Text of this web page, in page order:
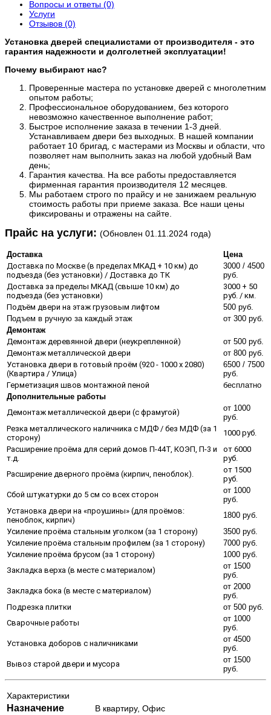
Вопросы и ответы (0)
Услуги
Отзывов (0)
Установка дверей специалистами от производителя - это
гарантия надежности и долголетней эксплуатации!
Почему выбирают нас?
Проверенные мастера по установке дверей с многолетним
опытом работы;
Профессиональное оборудованием, без которого
невозможно качественное выполнение работ;
Быстрое исполнение заказа в течении 1-3 дней.
Устанавливаем двери без выходных. В нашей компании
работает 10 бригад, с мастерами из Москвы и области, что
позволяет нам выполнить заказ на любой удобный Вам
день;
Гарантия качества. На все работы предоставляется
фирменная гарантия производителя 12 месяцев.
Мы работаем строго по прайсу и не занижаем реальную
стоимость работы при приеме заказа. Все наши цены
фиксированы и отражены на сайте.
​Прайс на услуги: (Обновлен 01.11.2024 года)
Доставка
Цена
Доставка по Москве (в пределах МКАД + 10 км) до
подъезда (без установки) / Доставка до ТК
3000 / 4500
руб.
Доставка за пределы МКАД (свыше 10 км) до
подъезда (без установки)
3000 + 50
руб. / км.
Подъём двери на этаж грузовым лифтом
500 руб.
Подъем в ручную за каждый этаж
от 300 руб.
Демонтаж
Демонтаж деревянной двери (неукрепленной)
от 500 руб.
Демонтаж металлической двери
от 800 руб.
Установка двери в готовый проём (920 - 1000 х 2080)
(Квартира / Улица)
6500 / 7500
руб.
Герметизация швов монтажной пеной
бесплатно
Дополнительные работы
Демонтаж металлической двери (с фрамугой)
от 1000
руб.
Резка металлического наличника с МДФ / без МДФ (за 1
сторону)
1000 руб.
Расширение проёма для серий домов П-44Т, КОЭП, П-3 и
т.д.
от 6000
руб.
Расширение дверного проёма (кирпич, пеноблок).
от 1500
руб.
Сбой штукатурки до 5 см со всех сторон
от 1000
руб.
Установка двери на «проушины» (для проёмов:
пеноблок, кирпич)
1800 руб.
Усиление проёма стальным уголком (за 1 сторону)
3500 руб.
Усиление проёма стальным профилем (за 1 сторону)
7000 руб.
Усиление проёма брусом (за 1 сторону)
1000 руб.
Закладка верха (в месте с материалом)
от 1500
руб.
Закладка бока (в месте с материалом)
от 2000
руб.
Подрезка плитки
от 500 руб.
Сварочные работы
от 1000
руб.
Установка доборов с наличниками
от 4500
руб.
Вывоз старой двери и мусора
от 1500
руб.
Характеристики
Назначение В квартиру, Офис